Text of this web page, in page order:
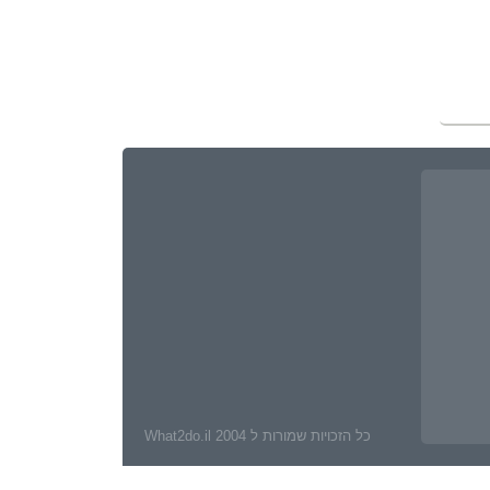
כל הזכויות שמורות ל What2do.il 2004